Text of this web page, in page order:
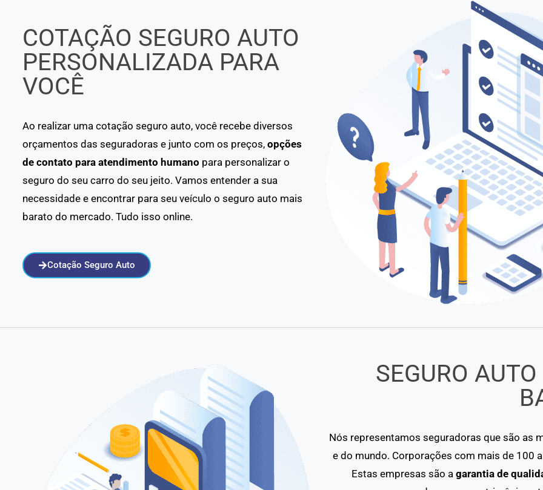
COTAÇÃO SEGURO AUTO
PERSONALIZADA PARA
VOCÊ
Ao realizar uma cotação seguro auto, você recebe diversos
orçamentos das seguradoras e junto com os preços, opções
de contato para atendimento humano para personalizar o
seguro do seu carro do seu jeito. Vamos entender a sua
necessidade e encontrar para seu veículo o seguro auto mais
barato do mercado. Tudo isso online.
Cotação Seguro Auto
SEGURO
Nós representamos seguradoras que são as
e do mundo. Corporações com mais de 100
Estas empresas são a garantia de